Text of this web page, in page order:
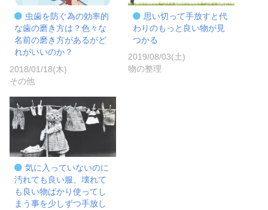
虫歯を防ぐ為の効率的
な歯の磨き方は？色々な
名前の磨き方があるがど
れがいいのか？
2018/01/18(木)
その他
思い切って手放すと代
わりのもっと良い物が見
つかる
2019/08/03(土)
物の整理
気に入っていないのに
汚れても良い服、壊れて
も良い物ばかり使ってし
まう事を少しずつ手放し